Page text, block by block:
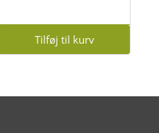
Tilføj til kurv